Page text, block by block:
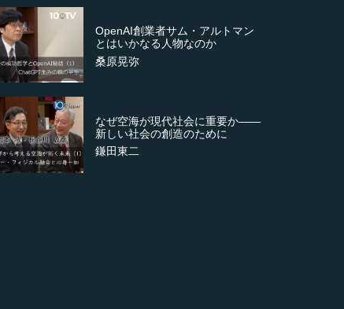
OpenAI創業者サム・アルトマン
とはいかなる人物なのか
桑原晃弥
なぜ空海が現代社会に重要か――
新しい社会の創造のために
鎌田東二